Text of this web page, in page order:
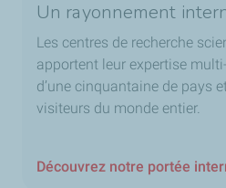
Un rayonnement
Les centres de recherche
apportent leur expertise
d’une cinquantaine de pays
visiteurs du monde entier.
Découvrez notre portée